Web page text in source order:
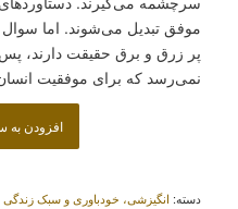
موفق تبدیل می‌شوند. اما
پر زرق و برق حقیقت دارند،
نمی‌رسد که برای موفقیت
افزودن به
دسته: انگیزشی، خودباوری و سبک زندگی